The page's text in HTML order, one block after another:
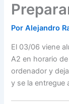
PorAlejandro
El 03/06 viene
A2 en horario
ordenador y
y se la entregue